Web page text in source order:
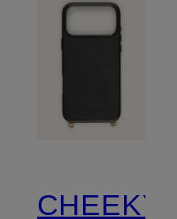
CHEEKY